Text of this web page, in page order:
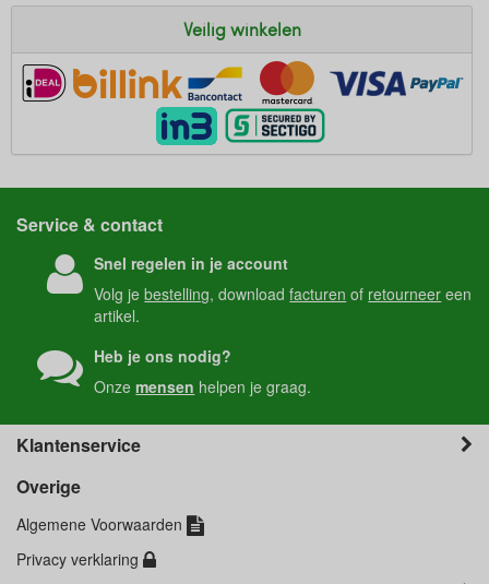
Veilig winkelen
Service & contact
Snel regelen in je account
Volg jebestelling, downloadfacturen of retourneer een
artikel.
Heb je ons nodig?
Onzemensen helpen je graag.
Klantenservice
Overige
Algemene Voorwaarden
Privacy verklaring